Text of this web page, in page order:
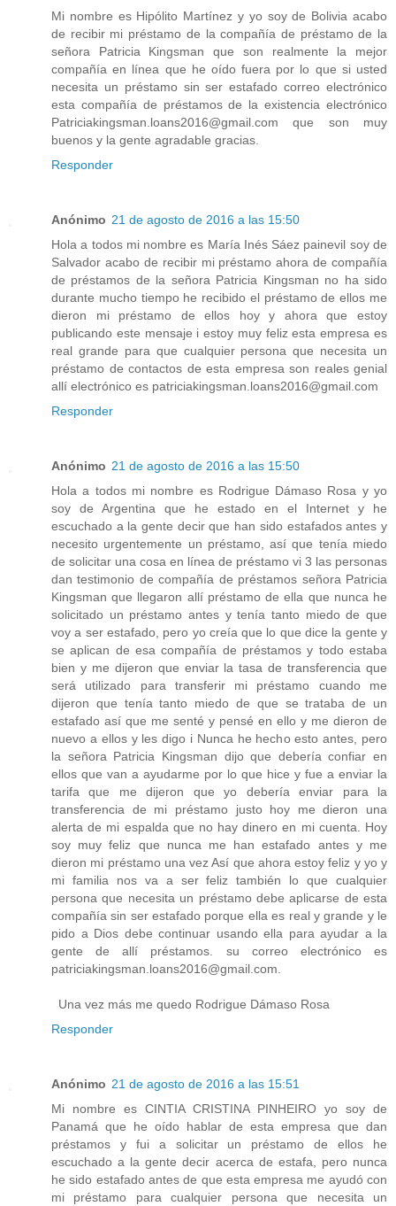
Mi nombre es Hipólito Martínez y yo soy de Bolivia acabo
de recibir mi préstamo de la compañía de préstamo de la
señora Patricia Kingsman que son realmente la mejor
compañía en línea que he oído fuera por lo que si usted
necesita un préstamo sin ser estafado correo electrónico
esta compañía de préstamos de la existencia electrónico
Patriciakingsman.loans2016@gmail.com que son muy
buenos y la gente agradable gracias.
Responder
Anónimo 21 de agosto de 2016 a las 15:50
Hola a todos mi nombre es María Inés Sáez painevil soy de
Salvador acabo de recibir mi préstamo ahora de compañía
de préstamos de la señora Patricia Kingsman no ha sido
durante mucho tiempo he recibido el préstamo de ellos me
dieron mi préstamo de ellos hoy y ahora que estoy
publicando este mensaje i estoy muy feliz esta empresa es
real grande para que cualquier persona que necesita un
préstamo de contactos de esta empresa son reales genial
allí electrónico es patriciakingsman.loans2016@gmail.com
Responder
Anónimo 21 de agosto de 2016 a las 15:50
Hola a todos mi nombre es Rodrigue Dámaso Rosa y yo
soy de Argentina que he estado en el Internet y he
escuchado a la gente decir que han sido estafados antes y
necesito urgentemente un préstamo, así que tenía miedo
de solicitar una cosa en línea de préstamo vi 3 las personas
dan testimonio de compañía de préstamos señora Patricia
Kingsman que llegaron allí préstamo de ella que nunca he
solicitado un préstamo antes y tenía tanto miedo de que
voy a ser estafado, pero yo creía que lo que dice la gente y
se aplican de esa compañía de préstamos y todo estaba
bien y me dijeron que enviar la tasa de transferencia que
será utilizado para transferir mi préstamo cuando me
dijeron que tenía tanto miedo de que se trataba de un
estafado así que me senté y pensé en ello y me dieron de
nuevo a ellos y les digo i Nunca he hecho esto antes, pero
la señora Patricia Kingsman dijo que debería confiar en
ellos que van a ayudarme por lo que hice y fue a enviar la
tarifa que me dijeron que yo debería enviar para la
transferencia de mi préstamo justo hoy me dieron una
alerta de mi espalda que no hay dinero en mi cuenta. Hoy
soy muy feliz que nunca me han estafado antes y me
dieron mi préstamo una vez Así que ahora estoy feliz y yo y
mi familia nos va a ser feliz también lo que cualquier
persona que necesita un préstamo debe aplicarse de esta
compañía sin ser estafado porque ella es real y grande y le
pido a Dios debe continuar usando ella para ayudar a la
gente de allí préstamos. su correo electrónico es
patriciakingsman.loans2016@gmail.com.
Una vez más me quedo Rodrigue Dámaso Rosa
Responder
Anónimo 21 de agosto de 2016 a las 15:51
Mi nombre es CINTIA CRISTINA PINHEIRO yo soy de
Panamá que he oído hablar de esta empresa que dan
préstamos y fui a solicitar un préstamo de ellos he
escuchado a la gente decir acerca de estafa, pero nunca
he sido estafado antes de que esta empresa me ayudó con
mi préstamo para cualquier persona que necesita un